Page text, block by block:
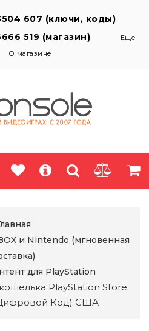
607 (ключи, коды)
519 (магазин)
Еще
О магазине
и Nintendo (мгновенная
для PlayStation
PlayStation Store
Код) США